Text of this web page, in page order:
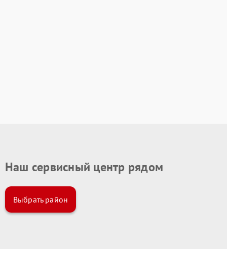
Наш сервисный центр рядом
Выбрать район